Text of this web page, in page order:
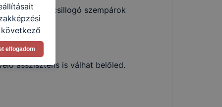
munkádat csillogó szempárok
asszisztens is válhat belőled.
Ön
vagy
jobb
elfogadom